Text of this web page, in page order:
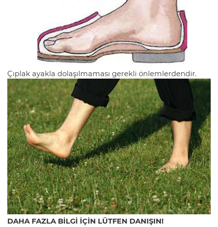
Çıplak ayakla dolaşılmaması gerekli önlemlerdendir.
DAHA FAZLA BİLGİ İÇİN LÜTFEN DANIŞIN!